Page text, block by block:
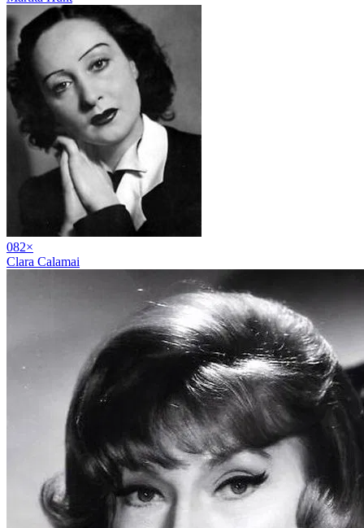
082×
Clara Calamai